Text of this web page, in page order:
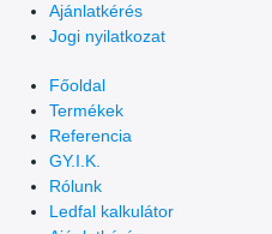
Ajánlatkérés
Jogi nyilatkozat
Főoldal
Termékek
Referencia
GY.I.K.
Rólunk
Ledfal kalkulátor